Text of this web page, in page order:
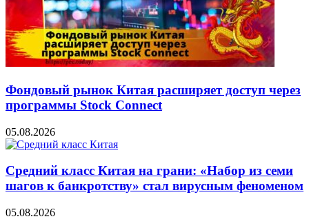
Фондовый рынок Китая расширяет доступ через
программы Stock Connect
05.08.2026
Средний класс Китая на грани: «Набор из семи
шагов к банкротству» стал вирусным феноменом
05.08.2026